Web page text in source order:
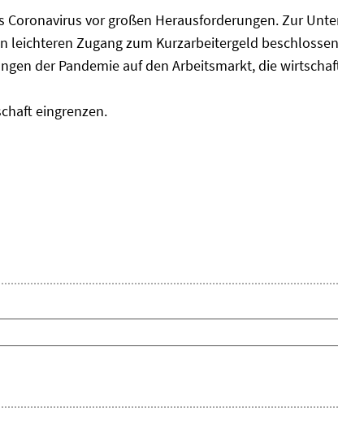
vor großen Herausforderungen. Zur
Zugang zum Kurzarbeitergeld
der Pandemie auf den Arbeitsmarkt, die
eingrenzen.